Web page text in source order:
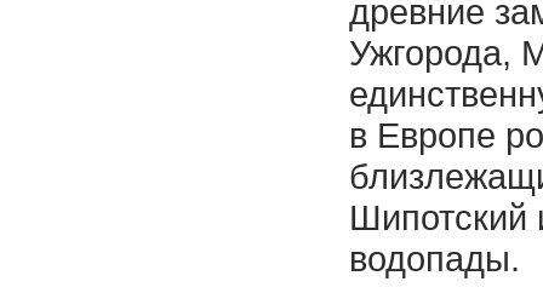
древние
Ужгорода,
в Европе
Шипотский
водопады.